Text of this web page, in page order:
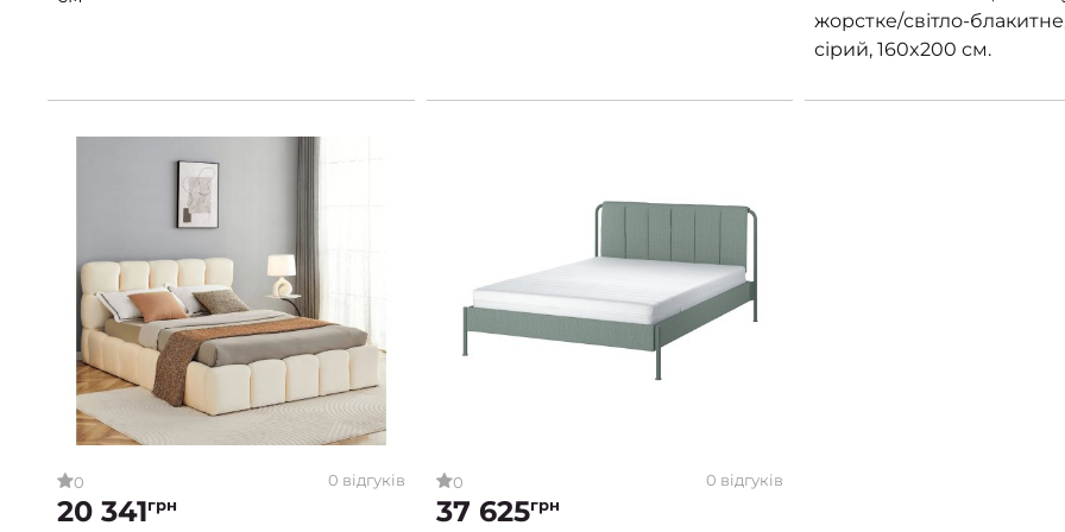
жорстке/світло-
сірий, 160x200 см.
0 0 відгуків
20 341грн
0 0 відгуків
37 625грн